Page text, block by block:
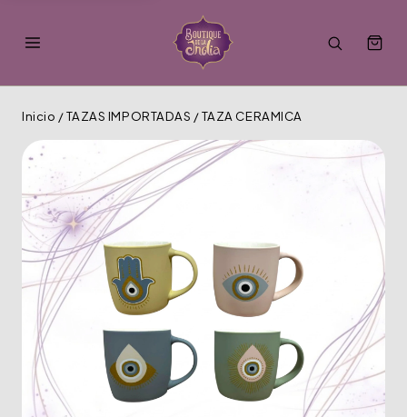
Inicio /TAZAS IMPORTADAS /TAZA CERAMICA